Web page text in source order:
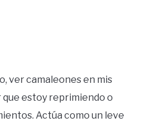
ver camaleones en mis
estoy reprimiendo o
Actúa como un leve